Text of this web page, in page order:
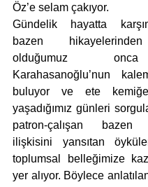
Öz’e selam çakıyor.
Gündelik hayatta
bazen
olduğumuz
Karahasanoğlu’nun
buluyor ve ete
yaşadığımız günleri
patron-çalışan bazen
ilişkisini yansıtan
toplumsal belleğimize
yer alıyor. Böylece